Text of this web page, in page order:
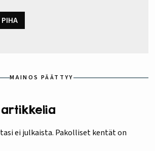
MAINOS PÄÄTTYY
artikkelia
ei julkaista. Pakolliset kentät on